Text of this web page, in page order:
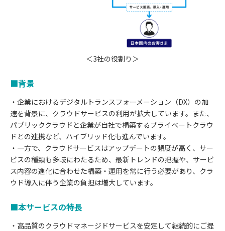
＜3社の役割り＞
■背景
・企業におけるデジタルトランスフォーメーション（DX）の加
速を背景に、クラウドサービスの利用が拡大しています。また、
パブリッククラウドと企業が自社で構築するプライベートクラウ
ドとの連携など、ハイブリッド化も進んでいます。
・一方で、クラウドサービスはアップデートの頻度が高く、サー
ビスの種類も多岐にわたるため、最新トレンドの把握や、サービ
ス内容の進化に合わせた構築・運用を常に行う必要があり、クラ
ウド導入に伴う企業の負担は増大しています。
■本サービスの特長
・高品質のクラウドマネージドサービスを安定して継続的にご提